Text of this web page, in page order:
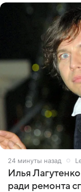
24 минуты назад
Илья
ради ремонта